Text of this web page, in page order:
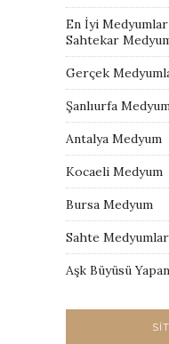
En İyi
Sahtekar
Gerçek
Şanlıurfa
Antalya Medyum
Kocaeli Medyum
Bursa Medyum
Sahte
Aşk Büyüsü